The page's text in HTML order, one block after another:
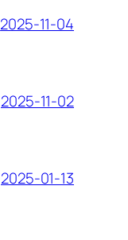
2025-11-04
2025-11-02
2025-01-13